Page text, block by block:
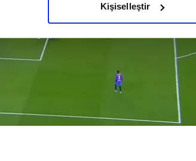
çerezlere izin vermedikleri takdirde,
için İnternet Sitemizde kendimize ve
verileriniz işlenmekte olup gerekli olan
çerezler, sitemizin daha işlevsel kılınması
amaçlarıyla sınırlı olarak açık
yer alan panel vasıtasıyla
Kişiselleştir